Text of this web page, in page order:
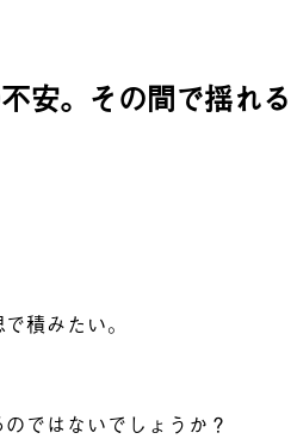
安。その間で揺れる
積みたい。
ではないでしょうか？